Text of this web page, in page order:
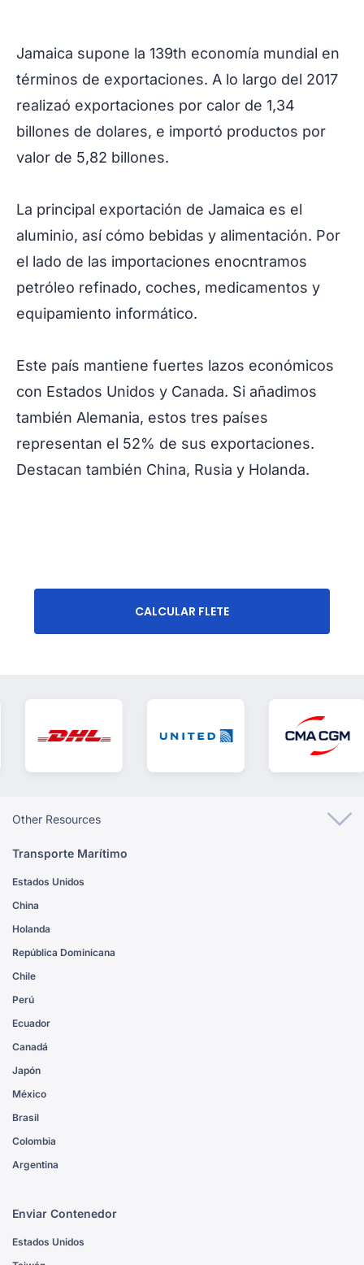
Jamaica supone la 139th economía mundial en
términos de exportaciones. A lo largo del 2017
realizaó exportaciones por calor de 1,34
billones de dolares, e importó productos por
valor de 5,82 billones.
La principal exportación de Jamaica es el
aluminio, así cómo bebidas y alimentación. Por
el lado de las importaciones enocntramos
petróleo refinado, coches, medicamentos y
equipamiento informático.
Este país mantiene fuertes lazos económicos
con Estados Unidos y Canada. Si añadimos
también Alemania, estos tres países
representan el 52% de sus exportaciones.
Destacan también China, Rusia y Holanda.
CALCULAR FLETE
Other Resources
Transporte Marítimo
Estados Unidos
China
Holanda
República Dominicana
Chile
Perú
Ecuador
Canadá
Japón
México
Brasil
Colombia
Argentina
Enviar Contenedor
Estados Unidos